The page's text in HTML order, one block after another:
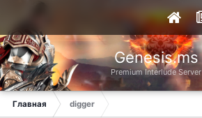
Genesis.ms
Premium Interlude Server
Главная digger